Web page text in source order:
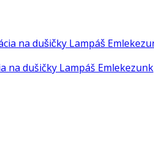
na dušičky Lampáš Emlekezunk